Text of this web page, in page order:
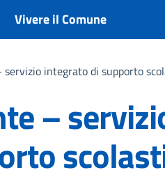
Vivere il Comune
servizio integrato di supporto
–